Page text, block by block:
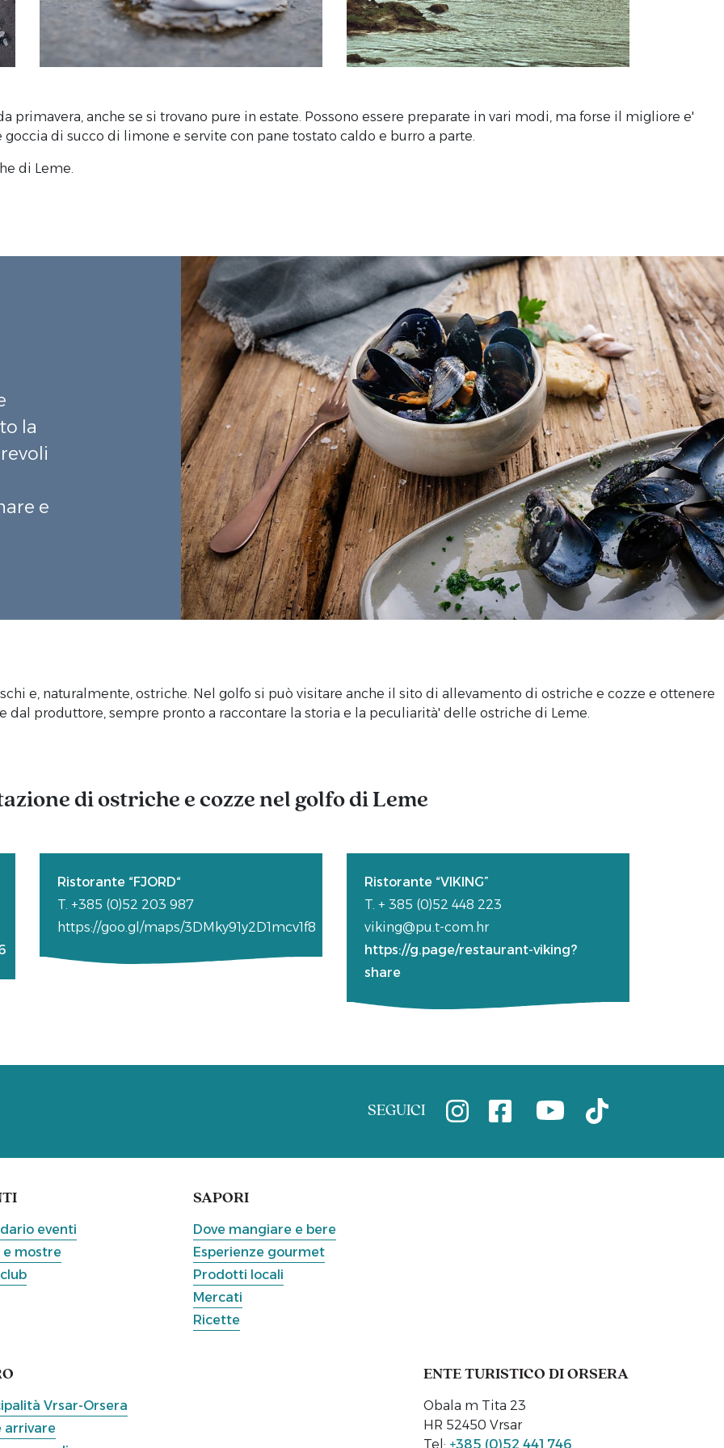
primavera, anche se si trovano pure in estate. Possono essere preparate in vari modi, ma forse il migliore e'
di succo di limone e servite con pane tostato caldo e burro a parte.
di Leme.
la
e
e, naturalmente, ostriche. Nel golfo si può visitare anche il sito di allevamento di ostriche e cozze e ottenere
produttore, sempre pronto a raccontare la storia e la peculiarità' delle ostriche di Leme.
di ostriche e cozze nel golfo di Leme
Ristorante “FJORD“
T. +385 (0)52 203 987
https://goo.gl/maps/3DMky91y2D1mcv1f8
Ristorante “VIKING”
T. + 385 (0)52 448 223
viking@pu.t-com.hr
https://g.page/restaurant-viking?
share
SEGUICI
eventi
e mostre
SAPORI
Dove mangiare e bere
Esperienze gourmet
Prodotti locali
Mercati
Ricette
Vrsar-Orsera
arrivare
ENTE TURISTICO DI ORSERA
Obala m Tita 23
HR 52450 Vrsar
Tel: +385 (0)52 441 746